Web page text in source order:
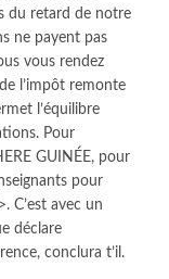
du retard de notre
ne payent pas
vous rendez
l’impôt remonte
l’équilibre
Pour
GUINÉE, pour
pour
C’est avec un
déclare
conclura t’il.